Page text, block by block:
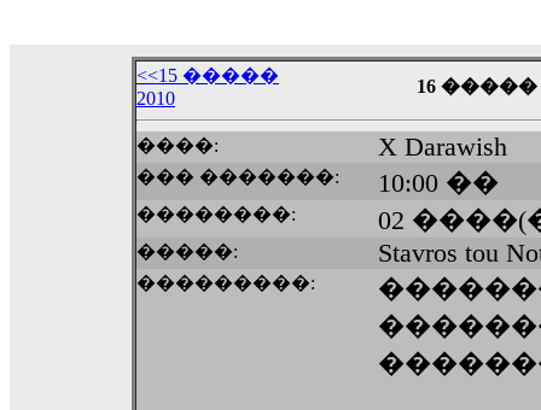
��� ��� ������ '������'...
Echo, ���� �� ������� ��
�������������� ��������!
������ �� �����.. "������" ���
��������� ����, ���������
����� ��������� ��
������! ��� ������ �� �����...
������� ���� ���� ������;
<<15 �����
2010
16 �����
����: X Darawish
��� �������: 10:00 ��
��������: 02
�����: Stavros tou
���������: